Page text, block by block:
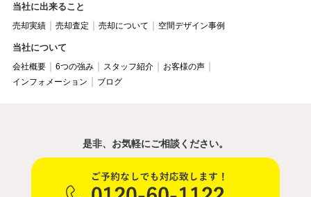
当社に出来ること
売却実績 売却査定 売却について 空間デザイン事例
当社について
会社概要 6つの強み スタッフ紹介
お客様の声
インフォメーション
ブログ
是非、お気軽にご相談ください。